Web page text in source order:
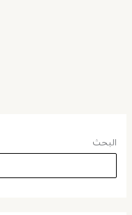
البحث